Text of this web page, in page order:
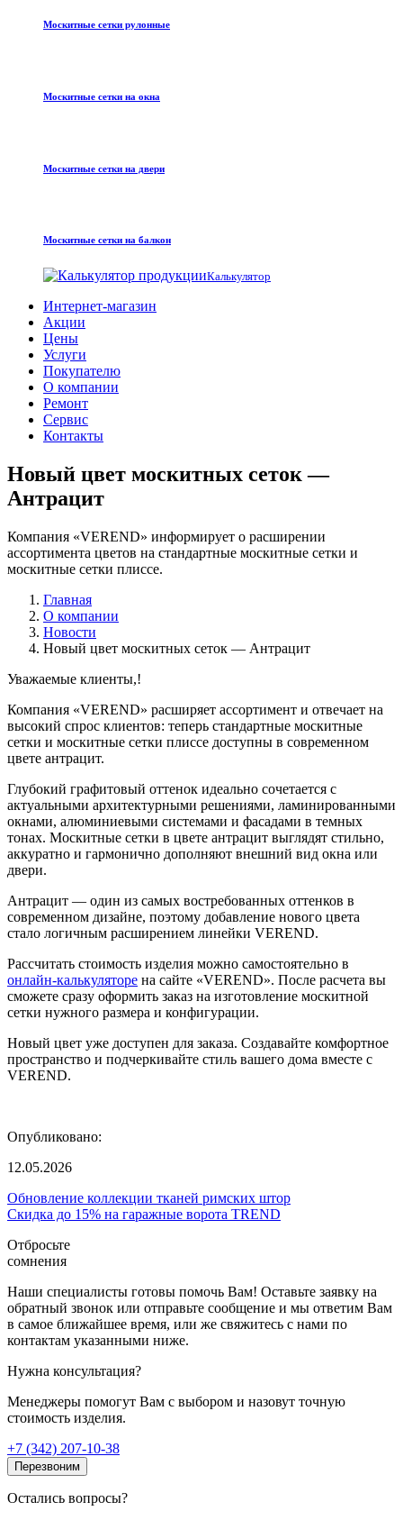
Москитные сетки рулонные
Москитные сетки на окна
Москитные сетки на двери
Москитные сетки на балкон
Калькулятор
Интернет-магазин
Акции
Цены
Услуги
Покупателю
О компании
Ремонт
Сервис
Контакты
Новый цвет москитных сеток —
Антрацит
Компания «VEREND» информирует о расширении
ассортимента цветов на стандартные москитные сетки и
москитные сетки плиссе.
Главная
О компании
Новости
Новый цвет москитных сеток — Антрацит
Уважаемые клиенты,!
Компания «VEREND» расширяет ассортимент и отвечает на
высокий спрос клиентов: теперь стандартные москитные
сетки и москитные сетки плиссе доступны в современном
цвете антрацит.
Глубокий графитовый оттенок идеально сочетается с
актуальными архитектурными решениями, ламинированными
окнами, алюминиевыми системами и фасадами в темных
тонах. Москитные сетки в цвете антрацит выглядят стильно,
аккуратно и гармонично дополняют внешний вид окна или
двери.
Антрацит — один из самых востребованных оттенков в
современном дизайне, поэтому добавление нового цвета
стало логичным расширением линейки VEREND.
Рассчитать стоимость изделия можно самостоятельно в
онлайн-калькуляторе на сайте «VEREND». После расчета вы
сможете сразу оформить заказ на изготовление москитной
сетки нужного размера и конфигурации.
Новый цвет уже доступен для заказа. Создавайте комфортное
пространство и подчеркивайте стиль вашего дома вместе с
VEREND.
Опубликовано:
12.05.2026
Обновление коллекции тканей римских штор
Скидка до 15% на гаражные ворота TREND
Отбросьте
сомнения
Наши специалисты готовы помочь Вам! Оставьте заявку на
обратный звонок или отправьте сообщение и мы ответим Вам
в самое ближайшее время, или же свяжитесь с нами по
контактам указанными ниже.
Нужна консультация?
Менеджеры помогут Вам с выбором и назовут точную
стоимость изделия.
+7 (342) 207-10-38
Перезвоним
Остались вопросы?